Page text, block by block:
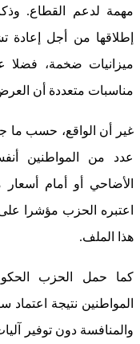
مهمة لدعم القطاع.
إطلاقها من أجل إعادة
ميزانيات ضخمة، فضلا
مناسبات متعددة أن
غير أن الواقع، حسب ما
عدد من المواطنين
الأضاحي أو أمام أسعار
اعتبره الحزب مؤشرا
هذا الملف.
كما حمل الحزب
المواطنين نتيجة
والمنافسة دون توفير